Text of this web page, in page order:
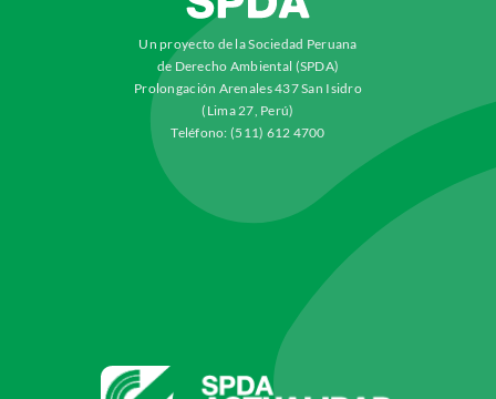
Un proyecto de la Sociedad Peruana
de Derecho Ambiental (SPDA)
Prolongación Arenales 437 San Isidro
(Lima 27, Perú)
Teléfono: (511) 612 4700